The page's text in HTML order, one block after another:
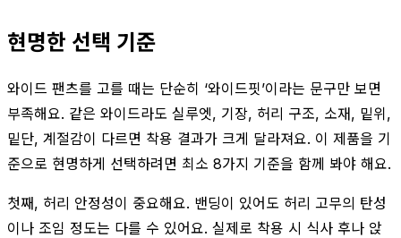
현명한 선택 기준
와이드 팬츠를 고를 때는 단순히 ‘와이드핏’이라는 문구만 보면
부족해요. 같은 와이드라도 실루엣, 기장, 허리 구조, 소재, 밑위,
밑단, 계절감이 다르면 착용 결과가 크게 달라져요. 이 제품을 기
준으로 현명하게 선택하려면 최소 8가지 기준을 함께 봐야 해요.
첫째, 허리 안정성이 중요해요. 밴딩이 있어도 허리 고무의 탄성
이나 조임 정도는 다를 수 있어요. 실제로 착용 시 식사 후나 앉